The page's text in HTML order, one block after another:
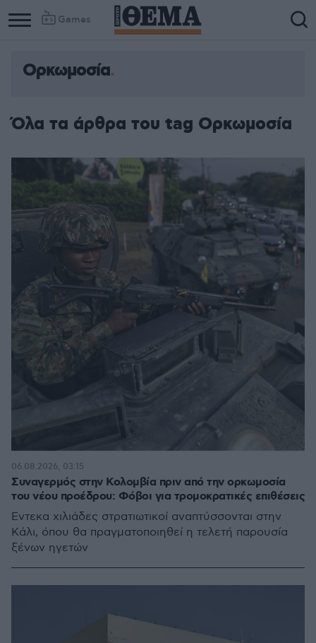
Games
Ορκωμοσία
Όλα τα άρθρα του tag Ορκωμοσία
Συναγερμός στην Κολομβία πριν από την ορκωμοσία
του νέου προέδρου: Φόβοι για τρομοκρατικές επιθέσεις
Έντεκα χιλιάδες στρατιωτικοί αναπτύσσονται στην
Κάλι, όπου θα πραγματοποιηθεί η τελετή παρουσία
ξένων ηγετών
06.08.2026, 03:15